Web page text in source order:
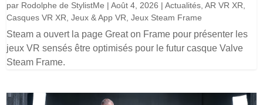
par Rodolphe de StylistMe |Août 4, 2026 |Actualités,AR VR XR,
Casques VR XR,Jeux & App VR,Jeux Steam Frame
Steam a ouvert la page Great on Frame pour présenter les
jeux VR sensés être optimisés pour le futur casque Valve
Steam Frame.